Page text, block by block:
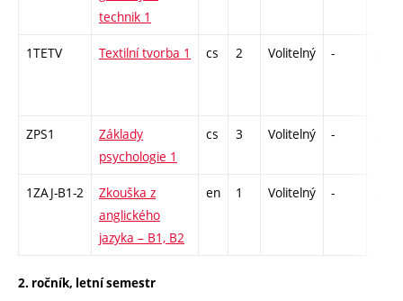
technik 1
1TETV Textilní tvorba 1 cs 2 Volitelný -
ZPS1
Základy
psychologie 1
cs 3 Volitelný -
1ZAJ-B1-2
Zkouška z
anglického
jazyka – B1, B2
en 1 Volitelný -
2. ročník, letní semestr